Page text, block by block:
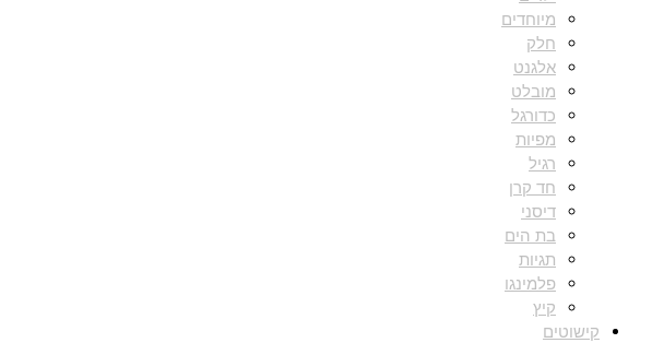
מיוחדים
חלק
אלגנט
מובלט
כדורגל
מפיות
רגיל
חד קרן
דיסני
בת הים
תגיות
פלמינגו
קיץ
קישוטים